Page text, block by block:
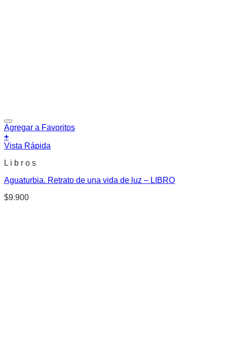
Agregar a Favoritos
+
Vista Rápida
L i b r o s
Aguaturbia. Retrato de una vida de luz – LIBRO
$9.900